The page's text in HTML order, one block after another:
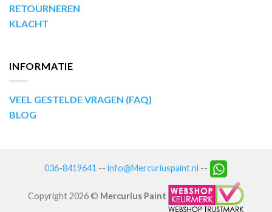
RETOURNEREN
KLACHT
INFORMATIE
VEEL GESTELDE VRAGEN (FAQ)
BLOG
036-8419641 -- info@Mercuriuspaint.nl --
Copyright 2026 © Mercurius Paint